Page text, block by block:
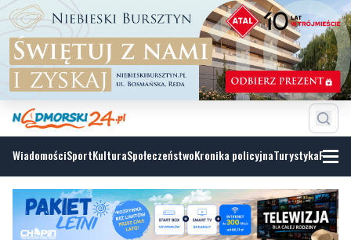
WiadomościSportKulturaSpołeczeństwoKronika policyjnaTurystyka